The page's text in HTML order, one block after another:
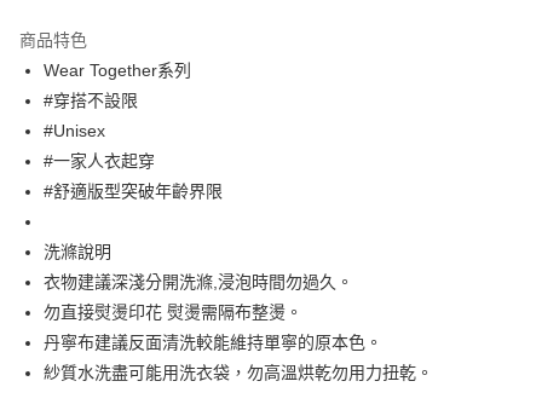
街口支付
悠遊付
大哥付你分期
相關說明
2.付款方式選擇「大哥付你分期」，訂單成立後會自動跳轉到大哥付的交易
流程，驗證手機門號後，選擇欲分期的期數、繳款截止日，確認付款後即完
3.實際核准額度、可分期數及費用金額請依後續交易確認頁面所載為準。
4.訂單成立30分鐘內，如未前往確認交易或遇審核未通過，訂單將自動取
消。如遇「轉專審核」未通過狀況，表示未達大哥付你分期系統評分，恕無
法說明評估內容。
ATM付款
運送方式
每筆NT$60，滿NT$1,499(含以上)免運費
商品特色
Wear Together系列
#穿搭不設限
#Unisex
#一家人衣起穿
#舒適版型突破年齡界限
洗滌說明
衣物建議深淺分開洗滌,浸泡時間勿過久。
勿直接熨燙印花 熨燙需隔布整燙。
丹寧布建議反面清洗較能維持單寧的原本色。
紗質水洗盡可能用洗衣袋，勿高溫烘乾勿用力扭乾。